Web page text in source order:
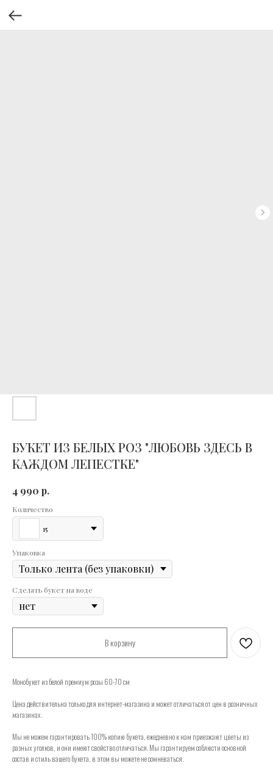
БУКЕТ ИЗ БЕЛЫХ РОЗ "ЛЮБОВЬ ЗДЕСЬ В
КАЖДОМ ЛЕПЕСТКЕ"
4 990 р.
Количество
15
Упаковка
Сделать букет на воде
В корзину
Монобукет из белой премиум розы 60-70 см
Цена действительна только для интернет-магазина и может отличаться от цен в розничных
магазинах.
Мы не можем гарантировать 100% копию букета, ежедневно к нам приезжают цветы из
разных уголков, и они имеют свойство отличаться. Мы гарантируем соблюсти основной
состав и стиль вашего букета, в этом вы можете не сомневаться.